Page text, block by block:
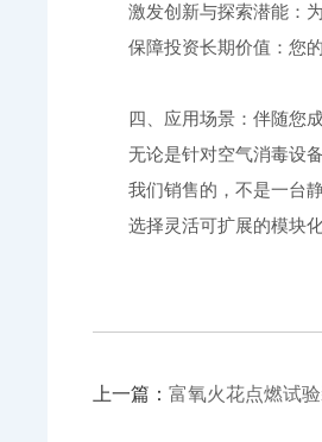
激发创新与探索潜能：为
保障投资长期价值：您的
四、应用场景：伴随您成
无论是针对空气消毒设备
我们销售的，不是一台静
选择灵活可扩展的模块化
上一篇：富氧火花点燃试